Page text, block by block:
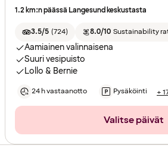
1.2 km:n päässä Langesund keskustasta
3.5/5 (724) 8.0/10 Sustainability
Aamiainen valinnaisena
Suuri vesipuisto
Lollo & Bernie
24 h vastaanotto Pysäköinti +
Valitse päivät